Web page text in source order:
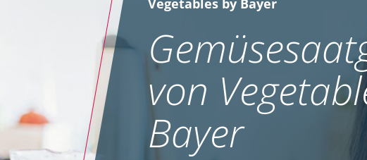
Vegetables by Bayer
von
Bayer